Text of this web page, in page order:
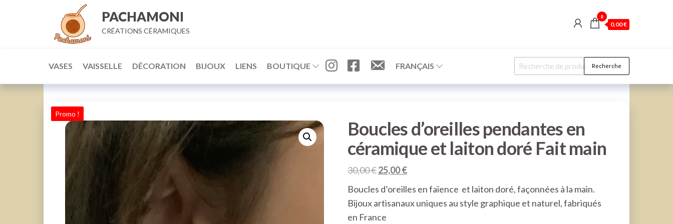
PACHAMONI
CRÉATIONS CÉRAMIQUES
0
0,00 €
VASES VAISSELLE DÉCORATION BIJOUX LIENS BOUTIQUE
I
S
F
C
O
K
C
N
T
FRANÇAIS
Recherche
pour :
Recherche
Promo !
Boucles d’oreilles pendantes en
céramique et laiton doré Fait main
30,00€Le
prix
initial
25,00€Le
prix
actuel
Boucles d’oreilles en faïence et laiton doré, façonnées à la main.
Bijoux artisanaux uniques au style graphique et naturel, fabriqués
en France